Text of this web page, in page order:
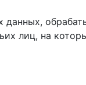
лиц, на